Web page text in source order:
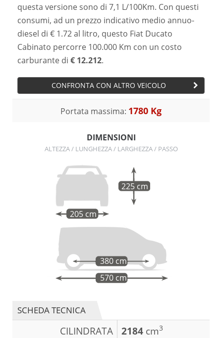
questa versione sono di 7,1 L/100Km. Con questi
consumi, ad un prezzo indicativo medio annuo-
diesel di € 1.72 al litro, questo Fiat Ducato
Cabinato percorre 100.000 Km con un costo
carburante di € 12.212.
CONFRONTA CON ALTRO VEICOLO
Portata massima: 1780 Kg
DIMENSIONI
ALTEZZA / LUNGHEZZA / LARGHEZZA / PASSO
205 cm
225 cm
570 cm
380 cm
SCHEDA TECNICA
CILINDRATA 2184 cm3